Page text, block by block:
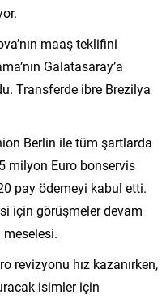
maaş teklifini
Galatasaray’a
Transferde ibre Brezilya
Berlin ile tüm şartlarda
milyon Euro bonservis
pay ödemeyi kabul etti.
için görüşmeler devam
meselesi.
revizyonu hız kazanırken,
isimler için